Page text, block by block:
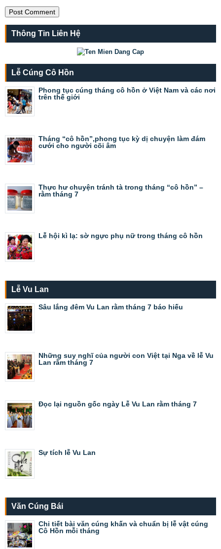
Thông Tin Liên Hệ
Lễ Cúng Cô Hồn
Phong tục cúng tháng cô hồn ở Việt Nam và các nơi
trên thế giới
Tháng “cô hồn”,phong tục kỳ dị chuyện làm đám
cưới cho người cõi âm
Thực hư chuyện tránh tà trong tháng “cô hồn” –
rằm tháng 7
Lễ hội kì lạ: sờ ngực phụ nữ trong tháng cô hồn
Lễ Vu Lan
Sâu lắng đêm Vu Lan rằm tháng 7 báo hiếu
Những suy nghĩ của người con Việt tại Nga về lễ Vu
Lan rằm tháng 7
Đọc lại nguồn gốc ngày Lễ Vu Lan rằm tháng 7
Sự tích lễ Vu Lan
Văn Cúng Bái
Chi tiết bài văn cúng khấn và chuẩn bị lễ vật cúng
Cô Hồn mỗi tháng